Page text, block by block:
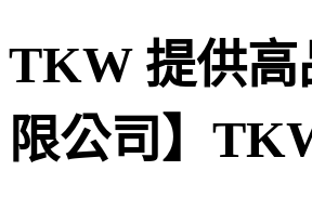
TKW 提供高
限公司】